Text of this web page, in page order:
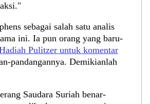
sebagai salah satu analis
ini. Ia pun orang yang baru-
Pulitzer untuk komentar
pandangannya. Demikianlah
Saudara Suriah benar-